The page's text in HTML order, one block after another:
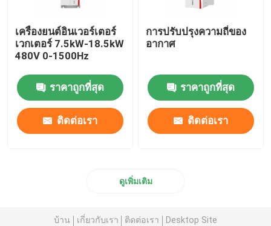
เครื่องยนต์อินเวอร์เตอร์
เวกเตอร์ 7.5kW-18.5kW
480V 0-1500Hz
ราคาถูกที่สุด
ติดต่อเรา
การปรับปรุงความถี่ของ
อากาศ
ราคาถูกที่สุด
ติดต่อเรา
ดูเพิ่มเติม
บ้าน เกี่ยวกับเรา ติดต่อเรา Desktop Site